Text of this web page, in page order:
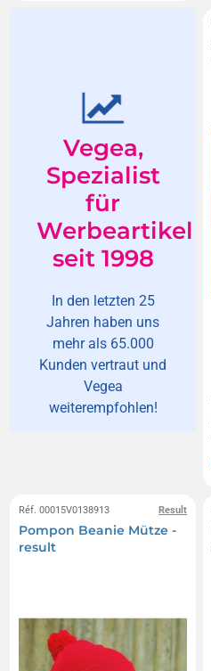
Vegea,
Spezialist
für
Werbeartikel
seit 1998
In den letzten 25
Jahren haben uns
mehr als 65.000
Kunden vertraut und
Vegea
weiterempfohlen!
Result
Réf. 00015V0138913
Pompon Beanie Mütze -
result